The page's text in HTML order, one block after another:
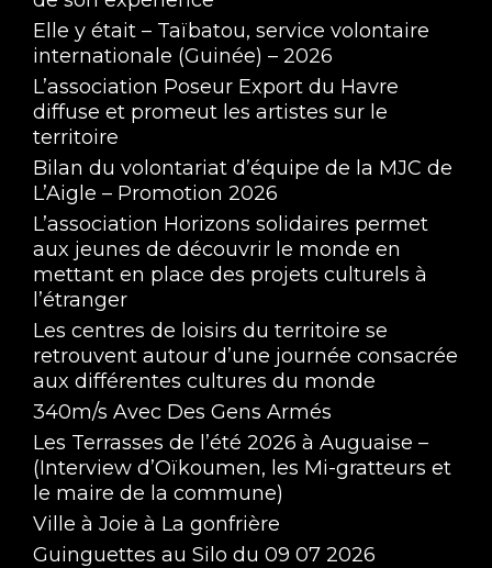
Elle y était – Taïbatou, service volontaire
internationale (Guinée) – 2026
L’association Poseur Export du Havre
diffuse et promeut les artistes sur le
territoire
Bilan du volontariat d’équipe de la MJC de
L’Aigle – Promotion 2026
L’association Horizons solidaires permet
aux jeunes de découvrir le monde en
mettant en place des projets culturels à
l’étranger
Les centres de loisirs du territoire se
retrouvent autour d’une journée consacrée
aux différentes cultures du monde
340m/s Avec Des Gens Armés
Les Terrasses de l’été 2026 à Auguaise –
(Interview d’Oïkoumen, les Mi-gratteurs et
le maire de la commune)
Ville à Joie à La gonfrière
Guinguettes au Silo du 09 07 2026